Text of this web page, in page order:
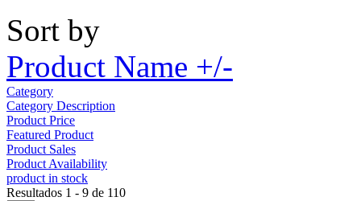
Sort by
Product Name +/-
Category
Category Description
Product Price
Featured Product
Product Sales
Product Availability
product in stock
Resultados 1 - 9 de 110